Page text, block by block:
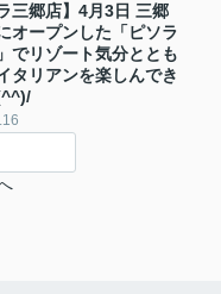
三郷店】4月3日 三郷
オープンした「ピソラ
でリゾート気分ととも
タリアンを楽しんでき